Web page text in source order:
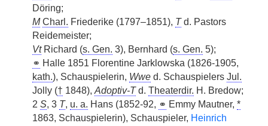
Döring;
M Charl. Friederike (1797–1851), Td. Pastors
Reidemeister;
VtRichard (s. Gen. 3), Bernhard (s. Gen. 5);
⚭ Halle 1851 Florentine Jarklowska (1826-1905,
kath.), Schauspielerin, Wwe d. Schauspielers Jul.
Jolly († 1848), Adoptiv-Td. Theaterdir. H. Bredow;
2 S, 3 T, u. a. Hans (1852-92, ⚭ Emmy Mautner, *
1863, Schauspielerin), Schauspieler, Heinrich